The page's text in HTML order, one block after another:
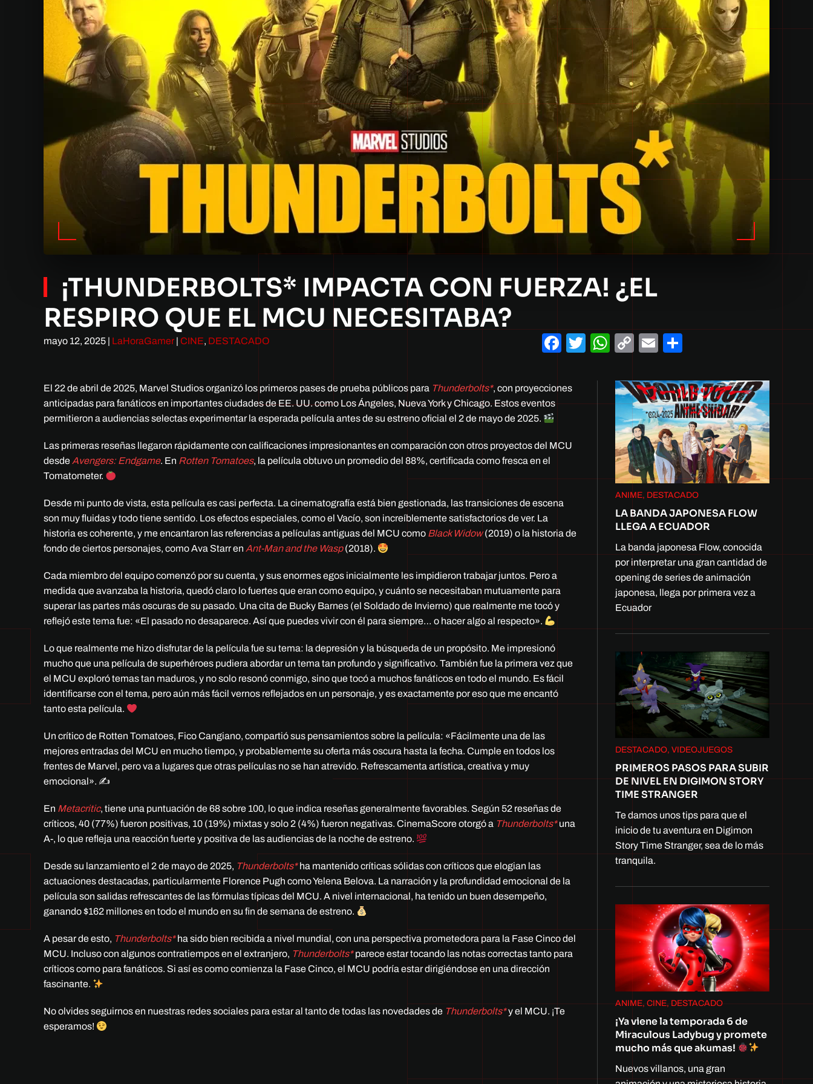
¡THUNDERBOLTS* IMPACTA CON FUERZA! ¿EL
RESPIRO QUE EL MCU NECESITABA?
mayo 12, 2025 | LaHoraGamer | CINE, DESTACADO Facebook
TwitterWhatsApp
CopyEmail
El 22 de abril de 2025, Marvel Studios organizó los primeros pases de prueba públicos para Thunderbolts*, con proyecciones
anticipadas para fanáticos en importantes ciudades de EE. UU. como Los Ángeles, Nueva York y Chicago. Estos eventos
permitieron a audiencias selectas experimentar la esperada película antes de su estreno oficial el 2 de mayo de 2025.
Las primeras reseñas llegaron rápidamente con calificaciones impresionantes en comparación con otros proyectos del MCU
desde Avengers: Endgame. En Rotten Tomatoes, la película obtuvo un promedio del 88%, certificada como fresca en el
Tomatometer.
Desde mi punto de vista, esta película es casi perfecta. La cinematografía está bien gestionada, las transiciones de escena
son muy fluidas y todo tiene sentido. Los efectos especiales, como el Vacío, son increíblemente satisfactorios de ver. La
historia es coherente, y me encantaron las referencias a películas antiguas del MCU como Black Widow(2019) o la historia de
fondo de ciertos personajes, como Ava Starr en Ant-Man and the Wasp(2018).
Cada miembro del equipo comenzó por su cuenta, y sus enormes egos inicialmente les impidieron trabajar juntos. Pero a
medida que avanzaba la historia, quedó claro lo fuertes que eran como equipo, y cuánto se necesitaban mutuamente para
superar las partes más oscuras de su pasado. Una cita de Bucky Barnes (el Soldado de Invierno) que realmente me tocó y
reflejó este tema fue: «El pasado no desaparece. Así que puedes vivir con él para siempre… o hacer algo al respecto».
Lo que realmente me hizo disfrutar de la película fue su tema: la depresión y la búsqueda de un propósito. Me impresionó
mucho que una película de superhéroes pudiera abordar un tema tan profundo y significativo. También fue la primera vez que
el MCU exploró temas tan maduros, y no solo resonó conmigo, sino que tocó a muchos fanáticos en todo el mundo. Es fácil
identificarse con el tema, pero aún más fácil vernos reflejados en un personaje, y es exactamente por eso que me encantó
tanto esta película.
Un crítico de Rotten Tomatoes, Fico Cangiano, compartió sus pensamientos sobre la película: «Fácilmente una de las
mejores entradas del MCU en mucho tiempo, y probablemente su oferta más oscura hasta la fecha. Cumple en todos los
frentes de Marvel, pero va a lugares que otras películas no se han atrevido. Refrescamenta artística, creativa y muy
emocional». ✍️
En Metacritic, tiene una puntuación de 68 sobre 100, lo que indica reseñas generalmente favorables. Según 52 reseñas de
críticos, 40 (77%) fueron positivas, 10 (19%) mixtas y solo 2 (4%) fueron negativas. CinemaScore otorgó a Thunderbolts*una
A-, lo que refleja una reacción fuerte y positiva de las audiencias de la noche de estreno.
Desde su lanzamiento el 2 de mayo de 2025, Thunderbolts*ha mantenido críticas sólidas con críticos que elogian las
actuaciones destacadas, particularmente Florence Pugh como Yelena Belova. La narración y la profundidad emocional de la
película son salidas refrescantes de las fórmulas típicas del MCU. A nivel internacional, ha tenido un buen desempeño,
ganando $162 millones en todo el mundo en su fin de semana de estreno.
A pesar de esto, Thunderbolts*ha sido bien recibida a nivel mundial, con una perspectiva prometedora para la Fase Cinco del
MCU. Incluso con algunos contratiempos en el extranjero, Thunderbolts*parece estar tocando las notas correctas tanto para
críticos como para fanáticos. Si así es como comienza la Fase Cinco, el MCU podría estar dirigiéndose en una dirección
fascinante.
No olvides seguirnos en nuestras redes sociales para estar al tanto de todas las novedades de Thunderbolts*y el MCU. ¡Te
esperamos!
ANIME, DESTACADO
LA BANDA JAPONESA FLOW
LLEGA A ECUADOR
La banda japonesa Flow, conocida
por interpretar una gran cantidad de
opening de series de animación
japonesa, llega por primera vez a
Ecuador
DESTACADO, VIDEOJUEGOS
PRIMEROS PASOS PARA SUBIR
DE NIVEL EN DIGIMON STORY
TIME STRANGER
Te damos unos tips para que el
inicio de tu aventura en Digimon
Story Time Stranger, sea de lo más
tranquila.
ANIME, CINE, DESTACADO
¡Ya viene la temporada 6 de
Miraculous Ladybug y promete
mucho más que akumas!
Nuevos villanos, una gran